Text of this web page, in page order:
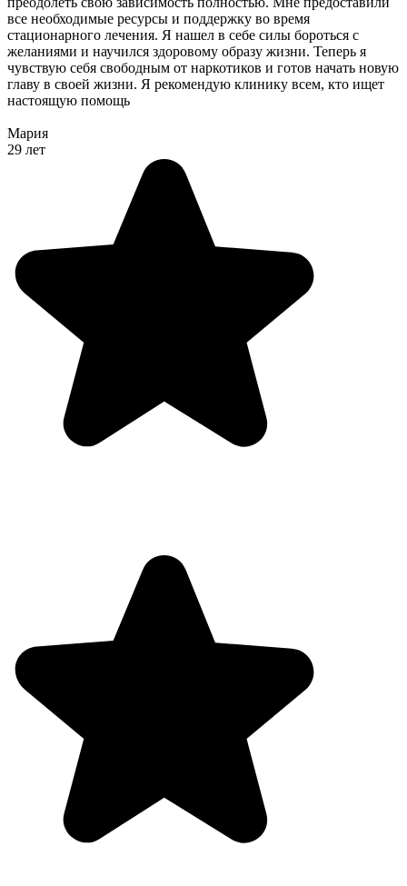
все необходимые ресурсы и поддержку во время
стационарного лечения. Я нашел в себе силы бороться с
желаниями и научился здоровому образу жизни. Теперь я
чувствую себя свободным от наркотиков и готов начать новую
главу в своей жизни. Я рекомендую клинику всем, кто ищет
настоящую помощь
Мария
29 лет